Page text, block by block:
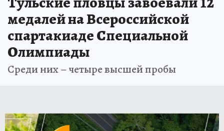
медалей на Всероссийской
спартакиаде Специальной
Олимпиады
Среди них – четыре высшей пробы